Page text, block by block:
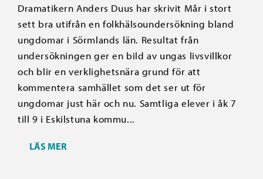
Dramatikern Anders Duus har skrivit Mår i stort
sett bra utifrån en folkhälsoundersökning bland
ungdomar i Sörmlands län. Resultat från
undersökningen ger en bild av ungas livsvillkor
och blir en verklighetsnära grund för att
kommentera samhället som det ser ut för
ungdomar just här och nu. Samtliga elever i åk 7
till 9 i Eskilstuna kommu...
LÄS MER